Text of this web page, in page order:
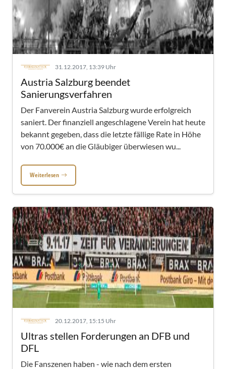
31.12.2017, 13:39 Uhr
Austria Salzburg beendet
Sanierungsverfahren
Der Fanverein Austria Salzburg wurde erfolgreich
saniert. Der finanziell angeschlagene Verein hat heute
bekannt gegeben, dass die letzte fällige Rate in Höhe
von 70.000€ an die Gläubiger überwiesen wu...
Weiterlesen
20.12.2017, 15:15 Uhr
Ultras stellen Forderungen an DFB und
DFL
Die Fanszenen haben - wie nach dem ersten